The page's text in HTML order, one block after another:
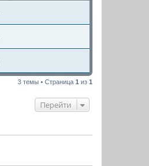
3 темы • Страница 1 из 1
Перейти